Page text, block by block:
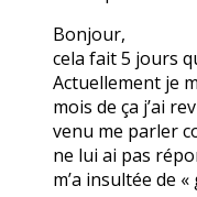
Bonjour,
cela fait 5 jours
Actuellement je
mois de ça j’ai
venu me parler
ne lui ai pas
m’a insultée de